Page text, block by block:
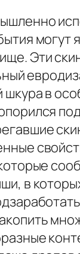
могут
Эти
в
в